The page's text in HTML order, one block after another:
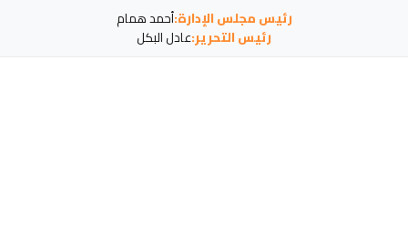
رئيس مجلس الإدارة:أحمد همام
رئيس التحرير:عادل البكل